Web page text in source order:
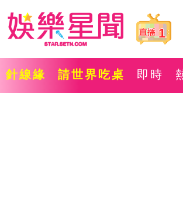
1
針線緣 請世界吃桌 即時